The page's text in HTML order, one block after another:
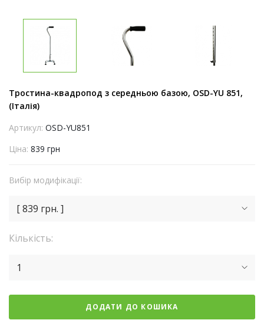
Тростина-квадропод з середньою базою, OSD-YU 851,
(Італія)
Артикул: OSD-YU851
Ціна: 839 грн
Вибір модифікації:
[ 839 грн. ]
Кількість:
1
ДОДАТИ ДО КОШИКА